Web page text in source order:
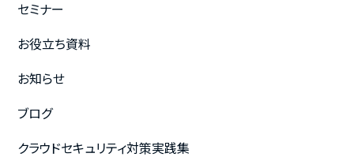
セミナー
お役立ち資料
お知らせ
ブログ
クラウドセキュリティ対策実践集